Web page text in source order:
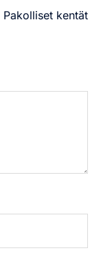
Pakolliset kentät